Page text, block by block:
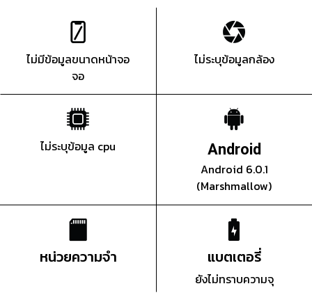
ไม่มีข้อมูลขนาดหน้าจอ
จอ
ไม่ระบุข้อมูลกล้อง
ไม่ระบุข้อมูล cpu Android
Android 6.0.1
(Marshmallow)
หน่วยความจำ แบตเตอรี่
ยังไม่ทราบความจุ